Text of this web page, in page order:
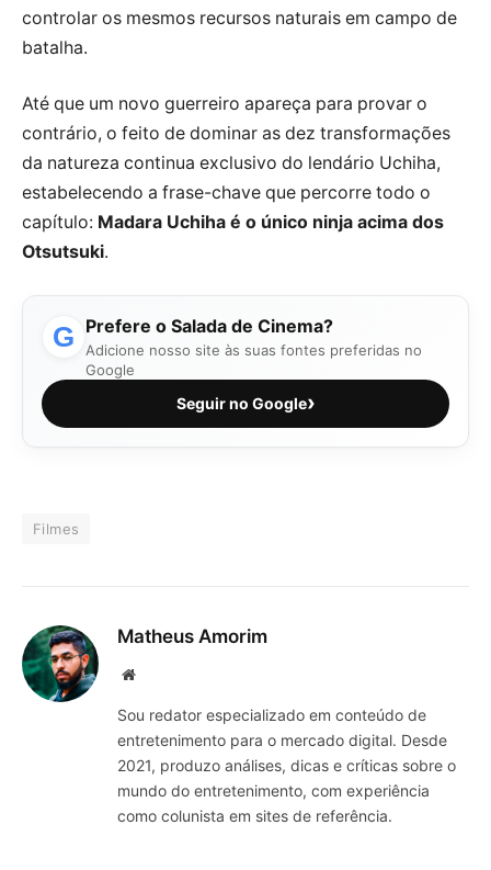
controlar os mesmos recursos naturais em campo de
batalha.
Até que um novo guerreiro apareça para provar o
contrário, o feito de dominar as dez transformações
da natureza continua exclusivo do lendário Uchiha,
estabelecendo a frase-chave que percorre todo o
capítulo: Madara Uchiha é o único ninja acima dos
Otsutsuki.
G Prefere o Salada de Cinema?
Adicione nosso site às suas fontes preferidas no
Google
Seguir no Google›
Filmes
Matheus Amorim
Website
Sou redator especializado em conteúdo de
entretenimento para o mercado digital. Desde
2021, produzo análises, dicas e críticas sobre o
mundo do entretenimento, com experiência
como colunista em sites de referência.